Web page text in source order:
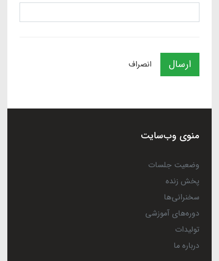
ارسال انصراف
منوی وب‌سایت
وضعیت جلسات
پخش زنده
سخنرانی‌ها
دوره‌های آموزشی
تولیدات
درباره ما